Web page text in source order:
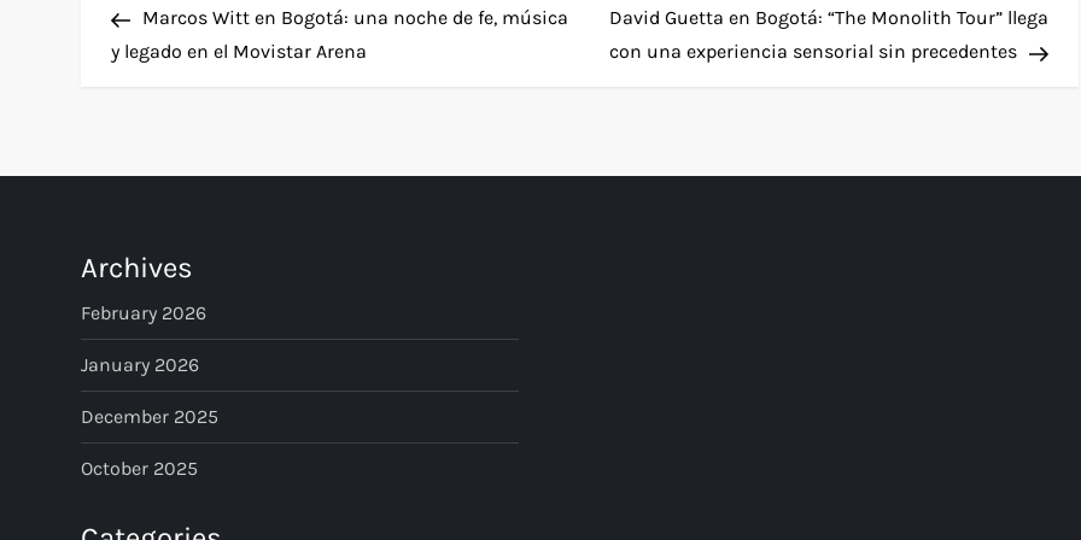
o
t
a
v
i
g
PostMarcos Witt en Bogotá: una noche de fe, música
y legado en el Movistar Arena
David Guetta en Bogotá: “The Monolith Tour” llega
con una experiencia sensorial sin precedentes
Archives
February 2026
January 2026
December 2025
October 2025